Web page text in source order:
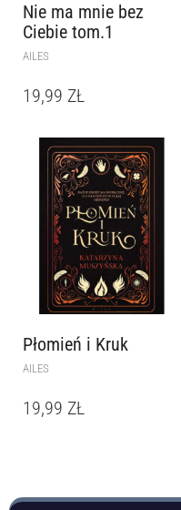
Nie ma mnie bez
Ciebie tom.1
AILES
19,99 ZŁ
Płomień i Kruk
AILES
19,99 ZŁ